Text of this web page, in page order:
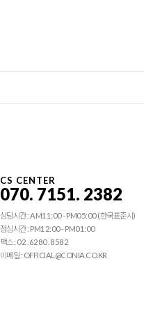
CS CENTER
070. 7151. 2382
상담시간 : AM11:00 - PM05:00 (한국표준시)
점심시간 : PM12:00 - PM01:00
팩스 : 02 . 6280 . 8582
이메일 : OFFICIAL@CONIA.CO.KR